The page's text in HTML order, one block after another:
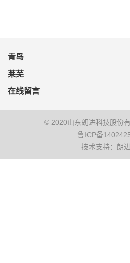
青岛
莱芜
在线留言
© 2020山东朗进科技股份
鲁ICP备
技术支持：朗